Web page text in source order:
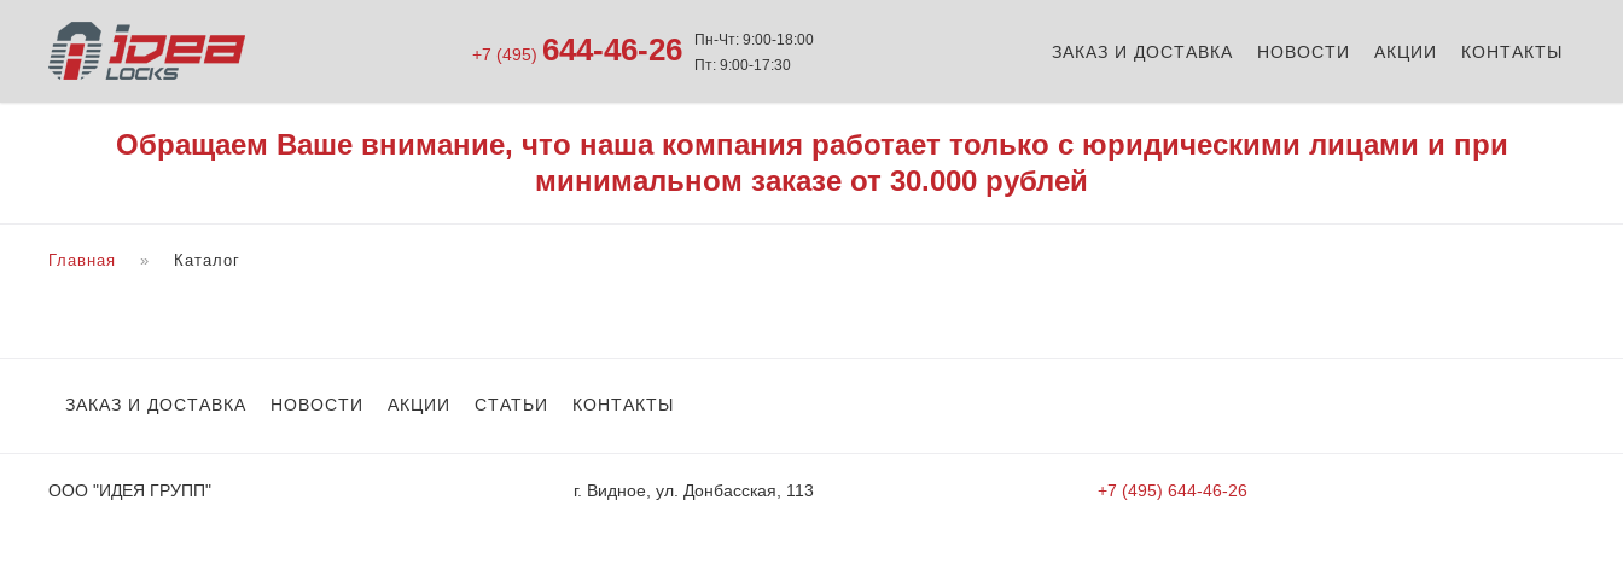
+7 (495) 644-46-26
Пн-Чт: 9:00-18:00
Пт: 9:00-17:30
ЗАКАЗ И ДОСТАВКА НОВОСТИ АКЦИИ КОНТАКТЫ
Обращаем Ваше внимание, что наша компания работает только с юридическими лицами и при
минимальном заказе от 30.000 рублей
Главная Каталог
ЗАКАЗ И ДОСТАВКА НОВОСТИ АКЦИИ СТАТЬИ КОНТАКТЫ
ООО "ИДЕЯ ГРУПП" г. Видное, ул. Донбасская, 113 +7 (495) 644-46-26